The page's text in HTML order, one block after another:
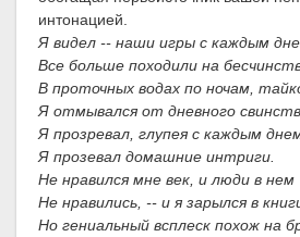
интонацией.
Я видел -- наши игры с каждым
Все больше походили на
В проточных водах по ночам,
Я отмывался от дневного
Я прозревал, глупея с каждым
Я прозевал домашние интриги.
Не нравился мне век, и люди в нем
Не нравились, -- и я зарылся в
Но гениальный всплеск похож на